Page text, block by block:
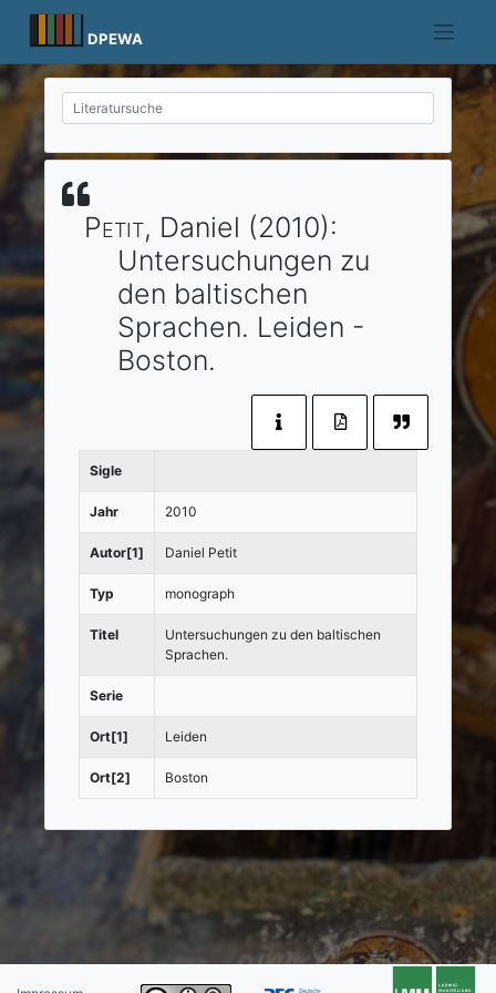
content
DPEWA
Petit, Daniel (2010):
Untersuchungen zu
den baltischen
Sprachen. Leiden -
Boston.
Sigle
Jahr 2010
Autor[1] Daniel Petit
Typ monograph
Titel
Untersuchungen zu den baltischen
Sprachen.
Serie
Ort[1] Leiden
Ort[2] Boston